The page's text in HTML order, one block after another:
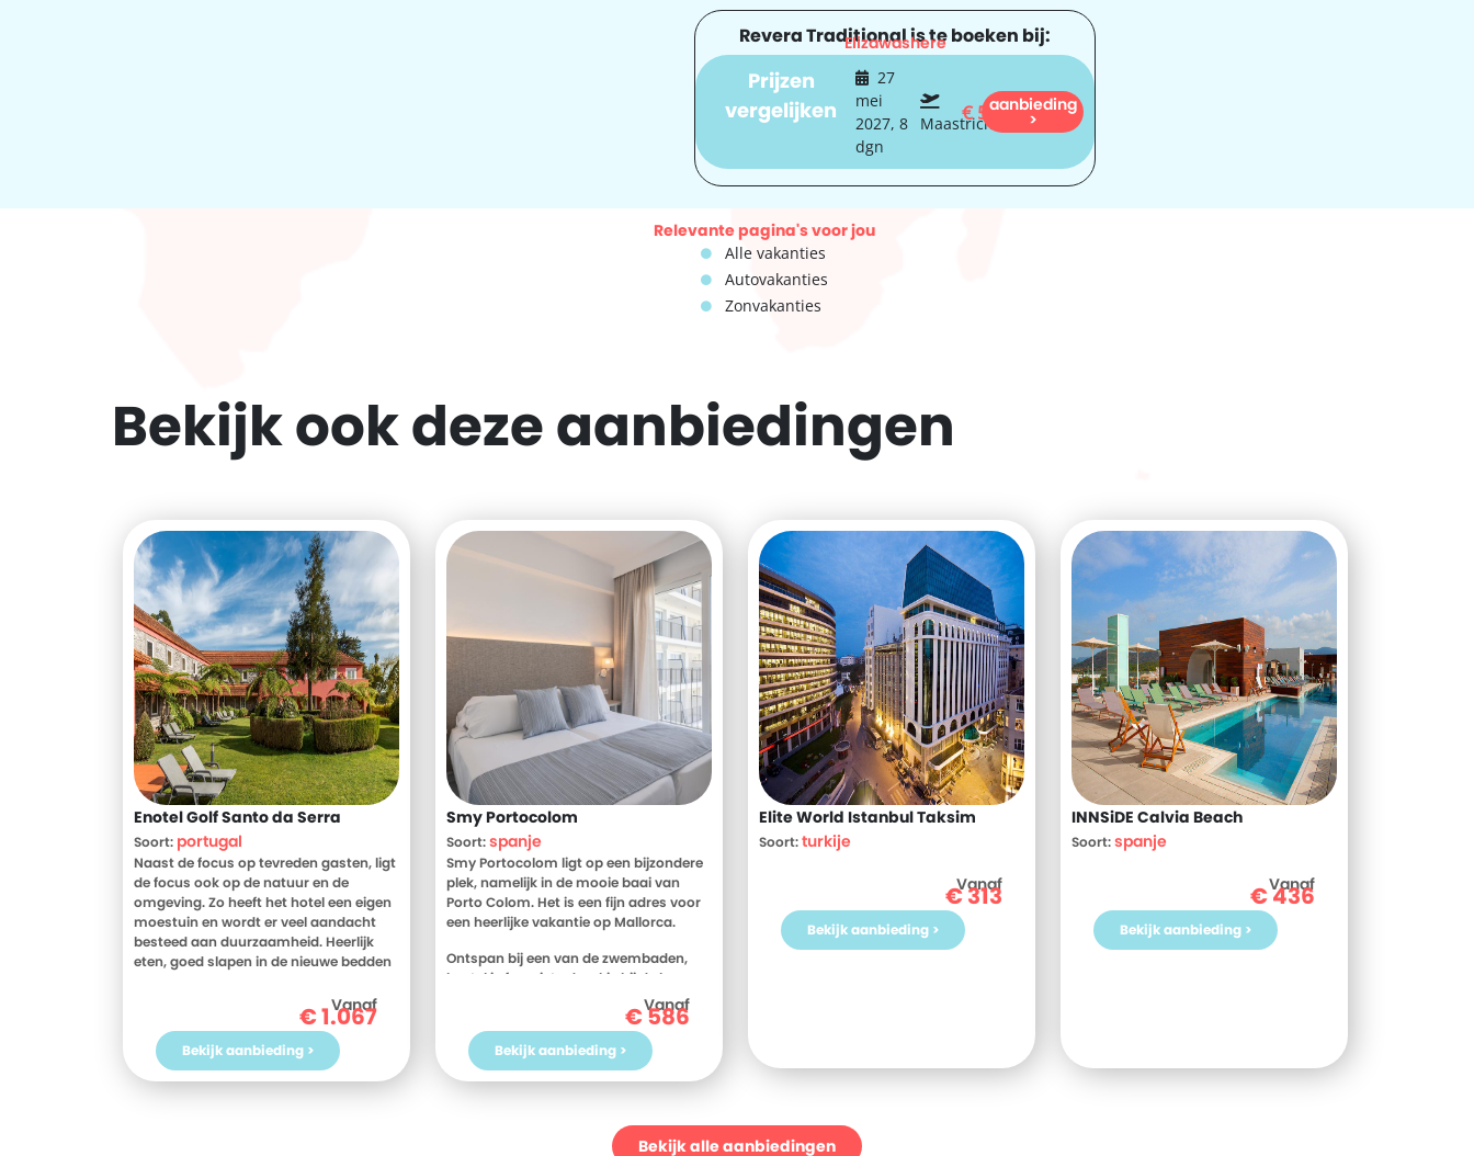
Revera Traditional is te boeken bij:
Elizawashere
Prijzen
vergelijken
27
mei
2027, 8
dgn
Maastricht
€590
aanbieding
>
Relevante pagina's voor jou
Alle vakanties
Autovakanties
Zonvakanties
Bekijk ook dezeaanbiedingen
Enotel Golf Santo da Serra
Soort: portugal
Naast de focus op tevreden gasten, ligt
de focus ook op de natuur en de
omgeving. Zo heeft het hotel een eigen
moestuin en wordt er veel aandacht
besteed aan duurzaamheid. Heerlijk
eten, goed slapen in de nieuwe bedden
natuur, dat kan uitstekend hier.Vanaf
€1.067
Bekijk aanbieding >
Smy Portocolom
Soort:spanje
Smy Portocolom ligt op een bijzondere
plek, namelijk in de mooie baai van
Porto Colom. Het is een fijn adres voor
een heerlijke vakantie op Mallorca.
Ontspan bij een van de zwembaden,
bestel je favoriete drankje bij de bar en
dommel zo nu en dan even weg op je
ligbedje. De kamers zijn modern
ingericht met lichte tinten en heerlijk
om in thuis te komen na een dag vol
zon, zee en strand. Vergeet ook zeker
Bezoek de prachtige hoofdstad Palma,
Vanaf
€586
Bekijk aanbieding >
Elite World Istanbul Taksim
Soort:turkije
Vanaf
€313
Bekijk aanbieding >
INNSiDE Calvia Beach
Soort:spanje
Vanaf
€436
Bekijk aanbieding >
Bekijk alle aanbiedingen